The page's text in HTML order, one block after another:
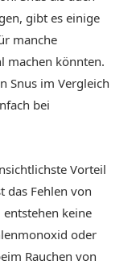
gibt es einige
manche
machen könnten.
Snus im Vergleich
bei
Vorteil
das Fehlen von
keine
oder
Rauchen von